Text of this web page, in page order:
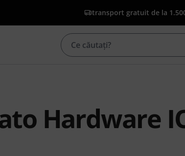
transport gratuit de la
Hardware